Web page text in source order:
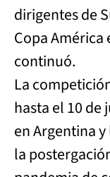
dirigentes de
Copa América
continuó.
La
hasta el 10
en Argentina
la